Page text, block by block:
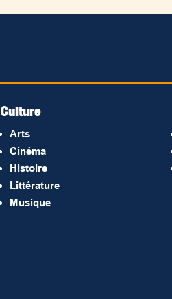
Culture
Arts
Cinéma
Histoire
Littérature
Musique